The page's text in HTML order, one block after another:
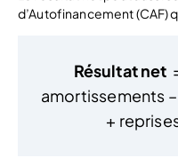
d’Autofinancement (CAF)
Résultat net
amortissements
+